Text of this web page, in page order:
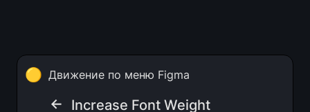
🟡 Движение по меню Figma
←
Increase Font Weight